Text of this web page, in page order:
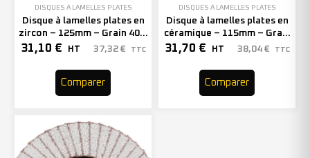
DISQUES À LAMELLES PLATES
Disque à lamelles plates en
zircon – 125mm – Grain 40 –
205500 (x10)
31,10 € HT 37,32 € TTC
Comparer
DISQUES À LAMELLES PLATES
Disque à lamelles plates en
céramique – 115mm – Grain
60 – 210620 (x10)
31,70 € HT 38,04 € TTC
Comparer